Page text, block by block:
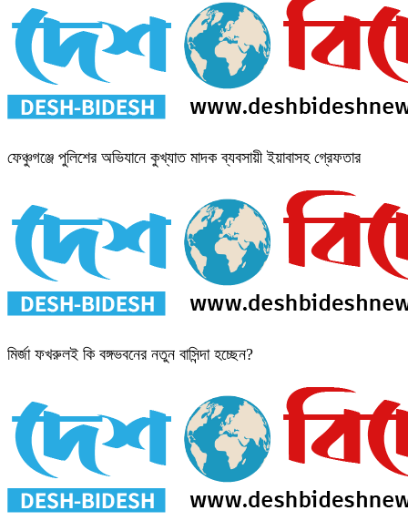
ফেঞ্চুগঞ্জে পুলিশের অভিযানে কুখ্যাত মাদক ব্যবসায়ী ইয়াবাসহ গ্রেফতার
মির্জা ফখরুলই কি বঙ্গভবনের নতুন বাসিন্দা হচ্ছেন?